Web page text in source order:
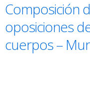
Composición
oposiciones
cuerpos –